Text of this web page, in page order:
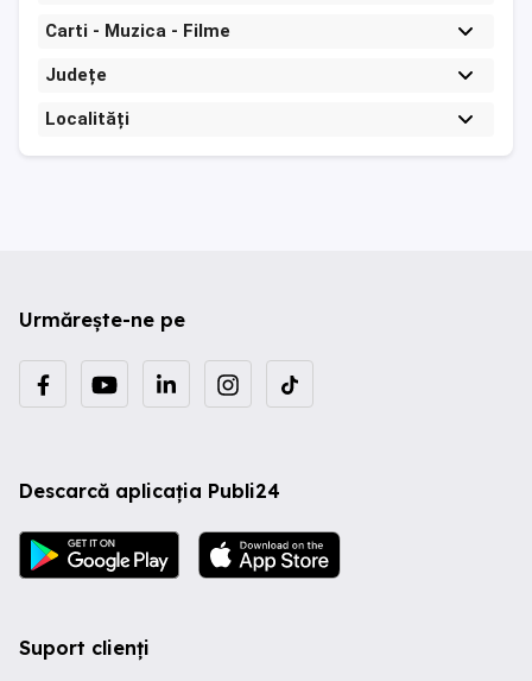
Carti - Muzica - Filme
Județe
Localități
Urmărește-ne pe
Descarcă aplicația Publi24
Suport clienți